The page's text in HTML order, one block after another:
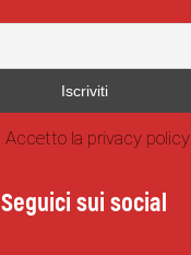
Accetto la privacy policy
Seguici sui social